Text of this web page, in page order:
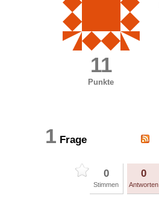
11
Punkte
1 Frage
0
Stimmen
0
Antworten